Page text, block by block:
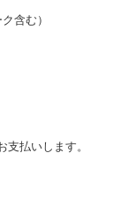
含む）
払いします。